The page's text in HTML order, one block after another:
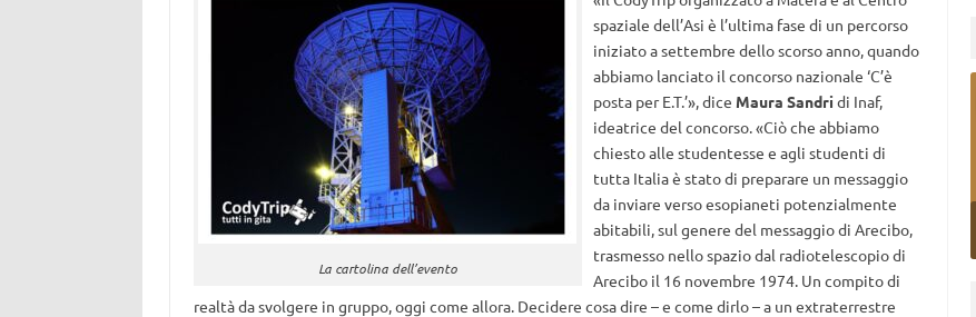
La cartolina dell’evento
spaziale dell’Asi è l’ultima fase di un percorso
iniziato a settembre dello scorso anno, quando
abbiamo lanciato il concorso nazionale ‘C’è
posta per E.T.’», dice Maura Sandri di Inaf,
ideatrice del concorso. «Ciò che abbiamo
chiesto alle studentesse e agli studenti di
tutta Italia è stato di preparare un messaggio
da inviare verso esopianeti potenzialmente
abitabili, sul genere del messaggio di Arecibo,
trasmesso nello spazio dal radiotelescopio di
Arecibo il 16 novembre 1974. Un compito di
realtà da svolgere in gruppo, oggi come allora. Decidere cosa dire – e come dirlo – a un extraterrestre